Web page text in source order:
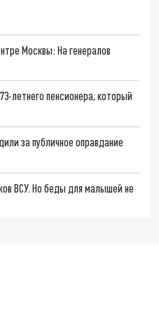
Москвы: На генералов
летнего пенсионера, который
за публичное оправдание
ВСУ. Но беды для малышей не